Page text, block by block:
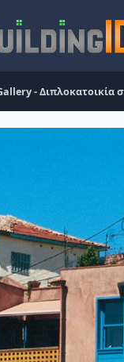
- Διπλοκατοικία